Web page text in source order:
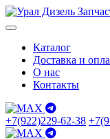
Каталог
Доставка и
О нас
Контакты
+7(922)229-62-38